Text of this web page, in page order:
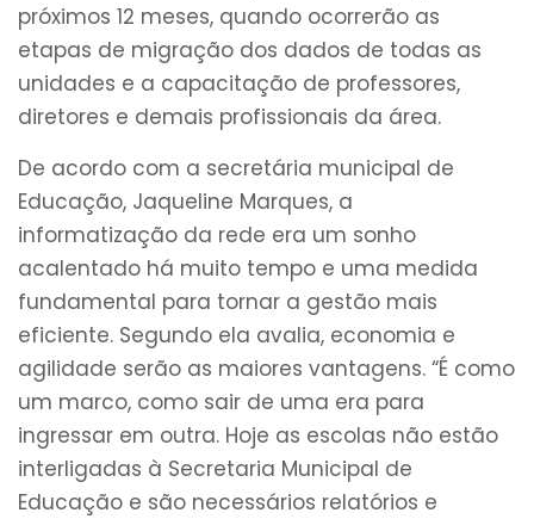
próximos 12 meses, quando ocorrerão as
etapas de migração dos dados de todas as
unidades e a capacitação de professores,
diretores e demais profissionais da área.
De acordo com a secretária municipal de
Educação, Jaqueline Marques, a
informatização da rede era um sonho
acalentado há muito tempo e uma medida
fundamental para tornar a gestão mais
eficiente. Segundo ela avalia, economia e
agilidade serão as maiores vantagens. “É como
um marco, como sair de uma era para
ingressar em outra. Hoje as escolas não estão
interligadas à Secretaria Municipal de
Educação e são necessários relatórios e